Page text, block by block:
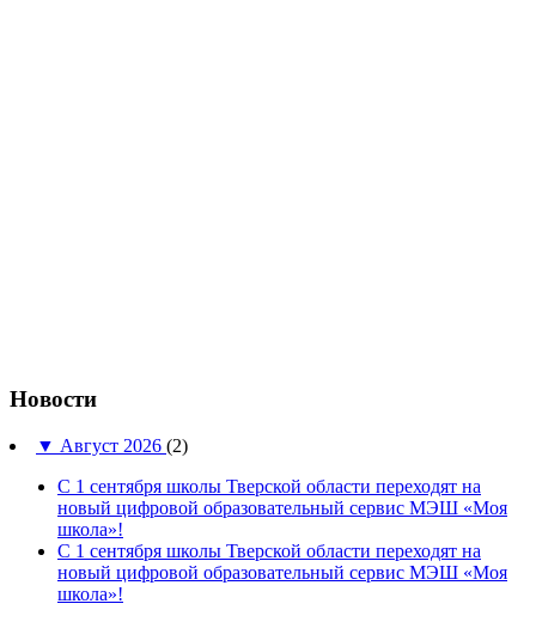
Новости
▼ Август 2026 (2)
С 1 сентября школы Тверской области переходят на
новый цифровой образовательный сервис МЭШ «Моя
школа»!
С 1 сентября школы Тверской области переходят на
новый цифровой образовательный сервис МЭШ «Моя
школа»!